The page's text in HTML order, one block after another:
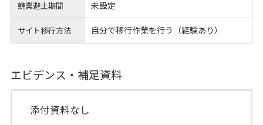
競業避止期間 未設定
サイト移行方法 自分で移行作業を行う（経験あり）
エビデンス・補足資料
添付資料なし